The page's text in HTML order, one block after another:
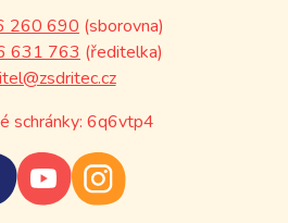
260 690 (sborovna)
631 763 (ředitelka)
schránky: 6q6vtp4